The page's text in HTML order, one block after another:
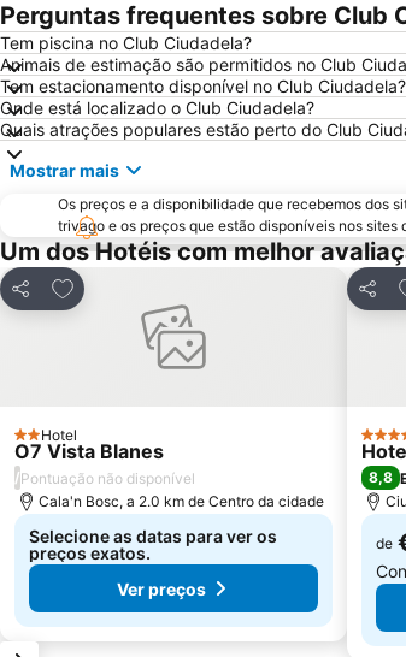
Perguntas frequentes sobre Club
Tem piscina no Club Ciudadela?
Animais de estimação são permitidos no Club
Tem estacionamento disponível no Club Ciudadela?
Onde está localizado o Club Ciudadela?
Quais atrações populares estão perto do Club
Mostrar mais
Os preços e a disponibilidade que recebemos dos
trivago e os preços que estão disponíveis nos sites
Um dos Hotéis com melhor
Partilhar
Adicionar aos favoritos
2 Estrelas
Hotel
O7 Vista Blanes
/Pontuação não disponível
Cala'n Bosc, a 2.0 km de Centro da cidade
Selecione as datas para ver os
preços exatos.
Ver preços
4
8,8
de